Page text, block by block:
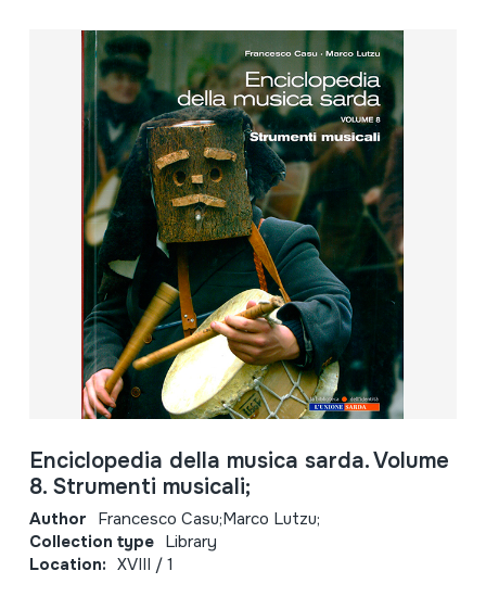
Enciclopedia della musica sarda. Volume
8. Strumenti musicali;
Author Francesco Casu;Marco Lutzu;
Collection type Library
Location: XVIII / 1